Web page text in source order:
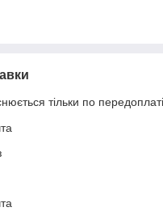
тільки по передоплаті.